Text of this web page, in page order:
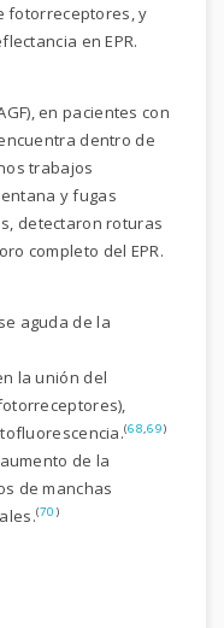
fotorreceptores, y
en EPR.
en pacientes con
dentro de
trabajos
y fugas
detectaron roturas
completo del EPR.
aguda de la
la unión del
(68,69)
de la
de manchas
(70 )